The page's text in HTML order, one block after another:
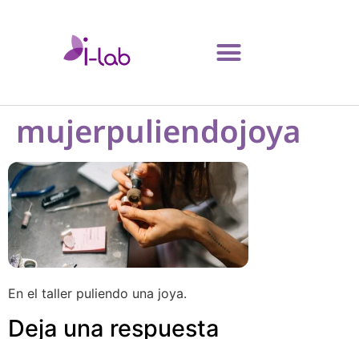
mujerpuliendojoya
En el taller puliendo una joya.
Deja una respuesta